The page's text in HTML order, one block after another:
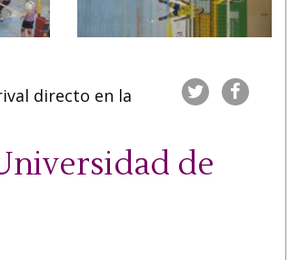
directo en la
de